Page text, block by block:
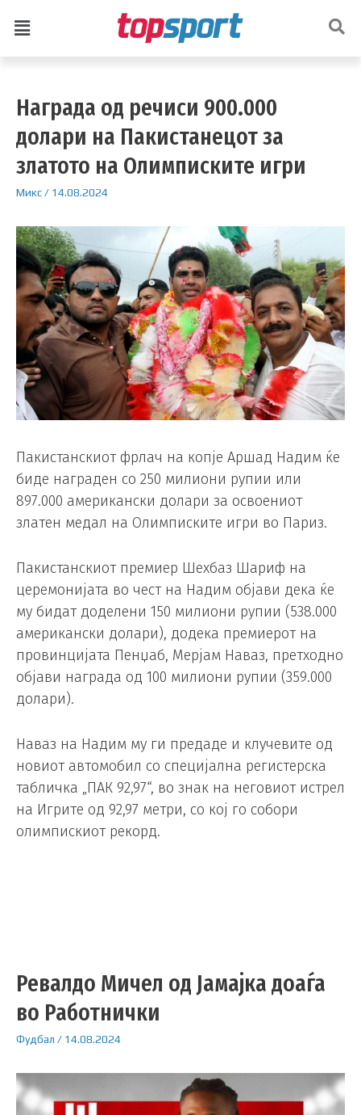
Награда од речиси 900.000
долари на Пакистанецот за
златото на Олимписките игри
Микс/ 14.08.2024
Пакистанскиот фрлач на копје Аршад Надим ќе
биде награден со 250 милиони рупии или
897.000 американски долари за освоениот
златен медал на Олимписките игри во Париз.
Пакистанскиот премиер Шехбаз Шариф на
церемонијата во чест на Надим објави дека ќе
му бидат доделени 150 милиони рупии (538.000
американски долари), додека премиерот на
провинцијата Пенџаб, Мерјам Наваз, претходно
објави награда од 100 милиони рупии (359.000
долари).
Наваз на Надим му ги предаде и клучевите од
новиот автомобил со специјална регистерска
табличка „ПАК 92,97“, во знак на неговиот истрел
на Игрите од 92,97 метри, со кој го собори
олимпискиот рекорд.
Ревалдо Мичел од Јамајка доаѓа
во Работнички
Фудбал / 14.08.2024